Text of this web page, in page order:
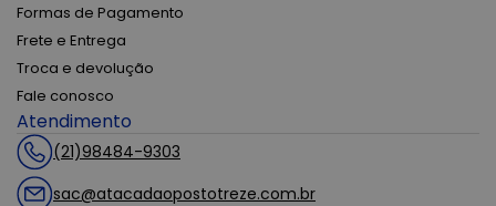
Formas de Pagamento
Frete e Entrega
Troca e devolução
Fale conosco
Atendimento
(21)98484-9303
sac@atacadaopostotreze.com.br